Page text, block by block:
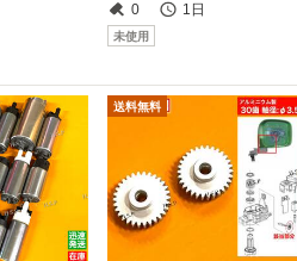
0 1日
未使用
送料無料